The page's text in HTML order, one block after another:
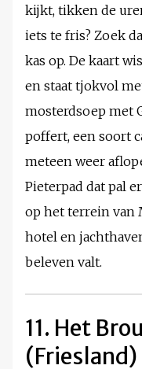
kijkt, tikken de
iets te fris? Zoek
kas op. De kaart
en staat tjokvol
mosterdsoep met
poffert, een soort
meteen weer
Pieterpad dat pal
op het terrein van
hotel en
beleven valt.
11. Het
(Friesland)